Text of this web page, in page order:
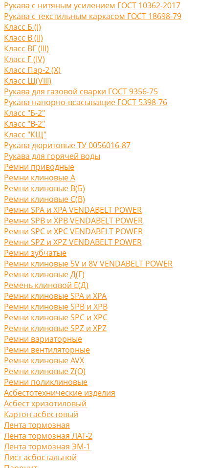
Рукава с нитяным усилением ГОСТ 10362-2017
Рукава с текстильным каркасом ГОСТ 18698-79
Класс Б (I)
Класс В (II)
Класс ВГ (III)
Класс Г (IV)
Класс Пар-2 (X)
Класс Ш(VIII)
Рукава для газовой сварки ГОСТ 9356-75
Рукава напорно-всасыващие ГОСТ 5398-76
Класс "Б-2"
Класс "В-2"
Класс "КЩ"
Рукава дюритовые ТУ 0056016-87
Рукава для горячей воды
Ремни приводные
Ремни клиновые A
Ремни клиновые В(Б)
Ремни клиновые С(B)
Ремни SPA и XPA VENDABELT POWER
Ремни SPB и XPB VENDABELT POWER
Ремни SPC и XPC VENDABELT POWER
Ремни SPZ и XPZ VENDABELT POWER
Ремни зубчатые
Ремни клиновые 5V и 8V VENDABELT POWER
Ремни клиновые Д(Г)
Ремень клиновой Е(Д)
Ремни клиновые SPA и XPA
Ремни клиновые SPB и XPB
Ремни клиновые SPC и XPC
Ремни клиновые SPZ и XPZ
Ремни вариаторные
Ремни вентиляторные
Ремни клиновые AVX
Ремни клиновые Z(O)
Ремни поликлиновые
Асбестотехнические изделия
Асбест хризотиловый
Картон асбестовый
Лента тормозная
Лента тормозная ЛАТ-2
Лента тормозная ЭМ-1
Лист асбостальной